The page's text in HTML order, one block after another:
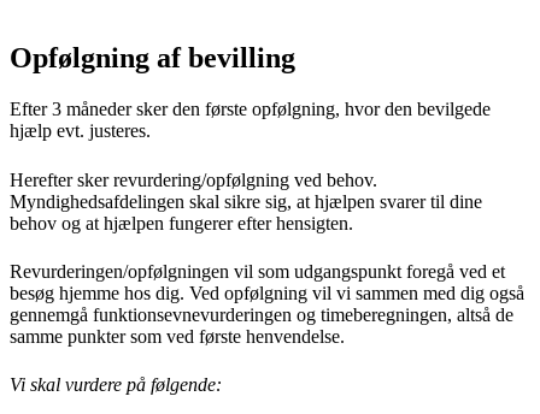
Opfølgning af bevilling
Efter 3 måneder sker den første opfølgning, hvor den bevilgede
hjælp evt. justeres.
Herefter sker revurdering/opfølgning ved behov.
Myndighedsafdelingen skal sikre sig, at hjælpen svarer til dine
behov og at hjælpen fungerer efter hensigten.
Revurderingen/opfølgningen vil som udgangspunkt foregå ved et
besøg hjemme hos dig. Ved opfølgning vil vi sammen med dig også
gennemgå funktionsevnevurderingen og timeberegningen, altså de
samme punkter som ved første henvendelse.
Vi skal vurdere på følgende: